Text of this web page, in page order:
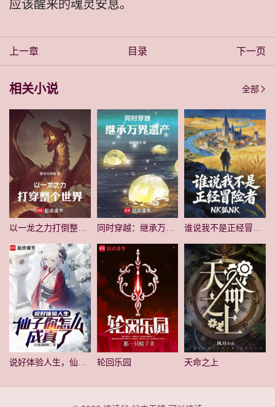
应该醒来的魂灵安息。
上一章 目录 下一页
相关小说 全部
同时穿越：继承万界遗产
轮回乐园 天命之上